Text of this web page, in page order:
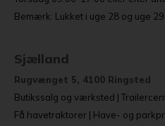
Bemærk: Lukket i uge 28 og uge 29
Sjælland
Rugvænget 5, 4100 Ringsted
Butikssalg og værksted |
Få havetraktorer | Have- og